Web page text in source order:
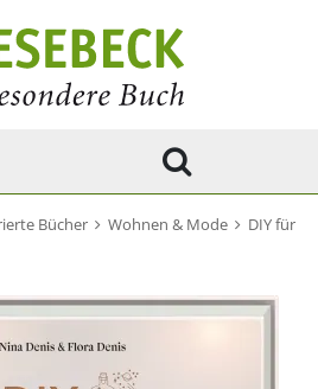
Bücher Wohnen & Mode
DIY für